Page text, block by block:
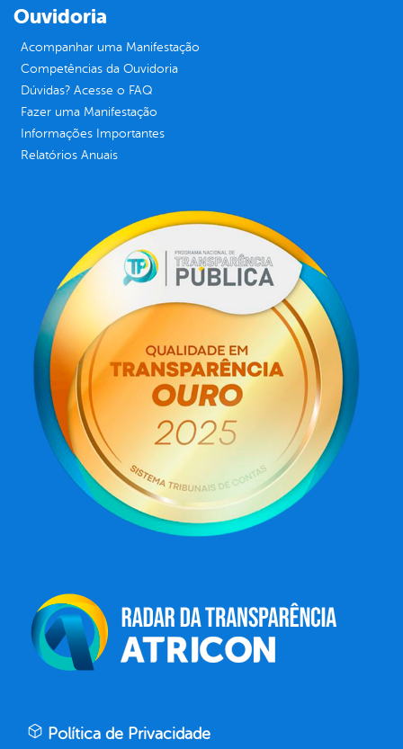
Ouvidoria
Acompanhar uma Manifestação
Competências da Ouvidoria
Dúvidas? Acesse o FAQ
Fazer uma Manifestação
Informações Importantes
Relatórios Anuais
Política de Privacidade